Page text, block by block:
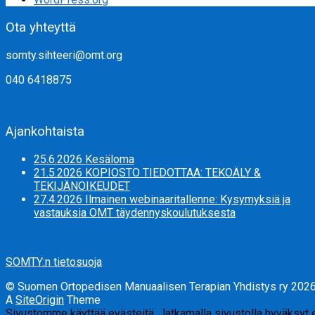
Ota yhteyttä
somty.sihteeri@omt.org
040 6418875
Ajankohtaista
25.6.2026 Kesäloma
21.5.2026 KOPIOSTO TIEDOTTAA: TEKOÄLY &
TEKIJÄNOIKEUDET
27.4.2026 Ilmainen webinaaritallenne: Kysymyksiä ja
vastauksia OMT täydennyskoulutuksesta
SOMTY:n tietosuoja
© Suomen Ortopedisen Manuaalisen Terapian Yhdistys ry 2026
A SiteOrigin Theme